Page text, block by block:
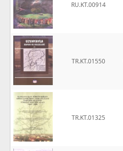
RU.KT.00914
TR.KT.01550
TR.KT.01325